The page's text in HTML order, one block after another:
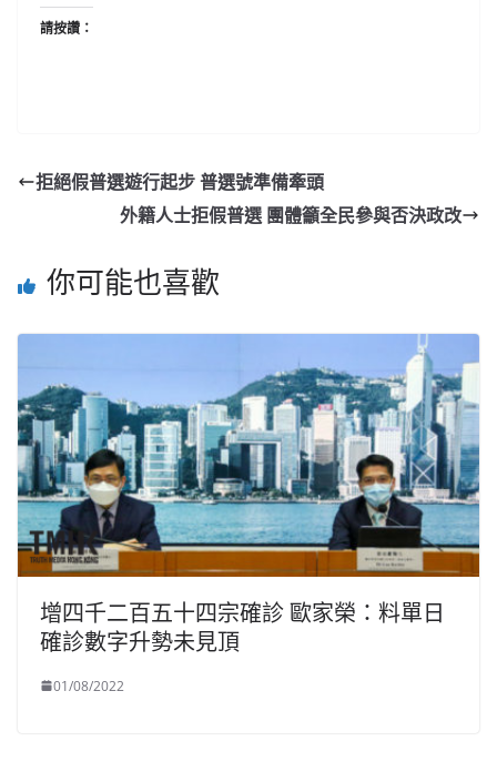
請按讚：
拒絕假普選遊行起步 普選號準備牽頭
外籍人士拒假普選 團體籲全民參與否決政改
你可能也喜歡
增四千二百五十四宗確診 歐家榮：料單日
確診數字升勢未見頂
01/08/2022